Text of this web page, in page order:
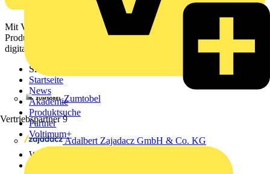
Zumtobel
Vertriebspartner 9
Adalbert Zajadacz GmbH & Co. KG
Mit Voltimum erhalten Elektrofachkräfte Zugang zu Branchennews,
Produktinformationen, Schulungen und Tools – alles auf einer
digitalen Plattform und Community.
Sitemap
Startseite
News
Akademie
Produktsuche
Partner
Voltimum+
Weitere Links